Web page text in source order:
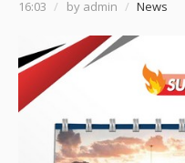
16:03 / by admin / News